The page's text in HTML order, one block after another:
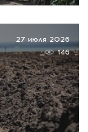
27 июля 2026
146